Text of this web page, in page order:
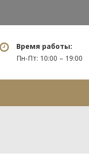
Время работы:
Пн-Пт: 10:00 – 19:00